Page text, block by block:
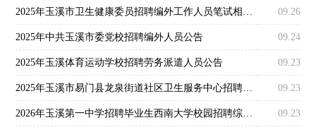
2025年玉溪市卫生健康委员招聘编外工作人员笔试相关事宜通知 09.26
2025年中共玉溪市委党校招聘编外人员公告 09.24
2025年玉溪体育运动学校招聘劳务派遣人员公告 09.23
2025年玉溪市易门县龙泉街道社区卫生服务中心招聘编制外工作人员公告 09.23
2026年玉溪第一中学招聘毕业生西南大学校园招聘综合成绩 09.23